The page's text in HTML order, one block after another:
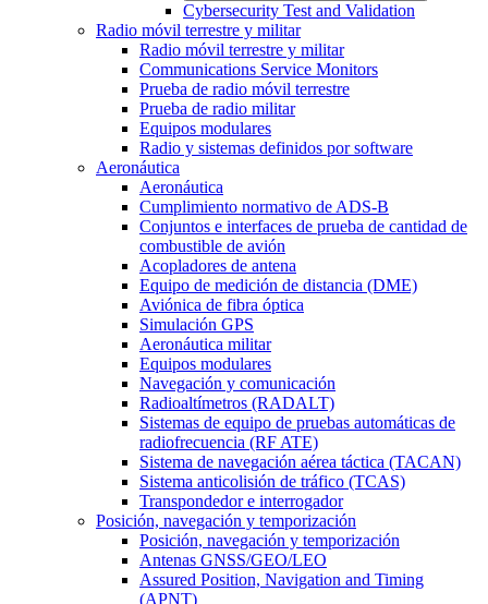
Cybersecurity Test and Validation
Radio móvil terrestre y militar
Radio móvil terrestre y militar
Communications Service Monitors
Prueba de radio móvil terrestre
Prueba de radio militar
Equipos modulares
Radio y sistemas definidos por software
Aeronáutica
Aeronáutica
Cumplimiento normativo de ADS-B
Conjuntos e interfaces de prueba de cantidad de
combustible de avión
Acopladores de antena
Equipo de medición de distancia (DME)
Aviónica de fibra óptica
Simulación GPS
Aeronáutica militar
Equipos modulares
Navegación y comunicación
Radioaltímetros (RADALT)
Sistemas de equipo de pruebas automáticas de
radiofrecuencia (RF ATE)
Sistema de navegación aérea táctica (TACAN)
Sistema anticolisión de tráfico (TCAS)
Transpondedor e interrogador
Posición, navegación y temporización
Posición, navegación y temporización
Antenas GNSS/GEO/LEO
Assured Position, Navigation and Timing
(APNT)